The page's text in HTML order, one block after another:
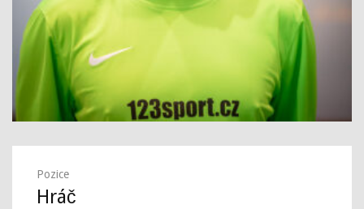
Pozice
Hráč